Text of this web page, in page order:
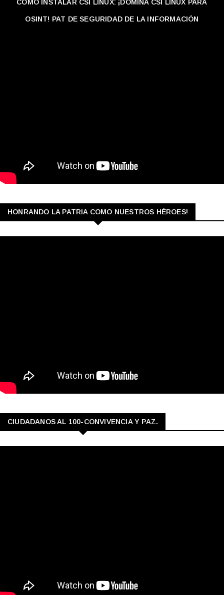
CÓMO INSTALAR CSI LINUX: ¡DOMINA CSI LINUX PARA
OSINT! PAT DE SEGURIDAD DE LA INFORMACIÓN
HONRANDO LA PATRIA COMO NUESTROS HÉROES!
CIUDADANOS AL 100-CONVIVENCIA Y PAZ.